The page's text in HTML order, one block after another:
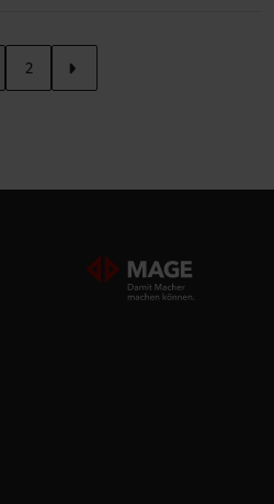
2
Mageroof Logo Footer